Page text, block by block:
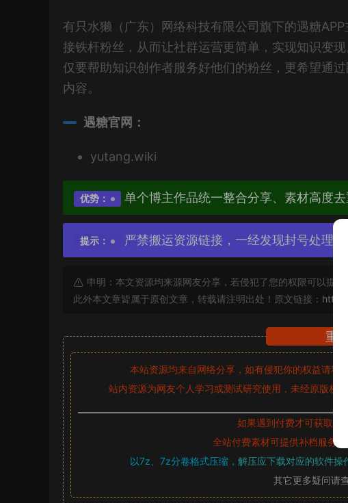
有只水獭（广东）网络科技有限公司旗下的遇糖
接铁杆粉丝，从而让社群运营更简单，实现知识变
仅要帮助知识创作者服务好他们的粉丝，更希望通
内容。
遇糖官网：
yutang.wiki
优势： 单个博主作品统一整合分享、素材高度
提示： 严禁搬运资源链接，一经发现封号处理
申明：本文资源均来源网友分享，若侵犯了您的权限可以提交
此外本文章皆属于原创文章，转载请注明出处！原文链接：
重
本站资源均来自网络分享，如有侵犯你的权益请私信
站内资源为网友个人学习或测试研究使用，未经原版权
如果遇到付费才可获取的
全站付费素材可提供补档服务
以7z、7z分卷格式压缩， 解压应下载对应的软件操
其它更多疑问请